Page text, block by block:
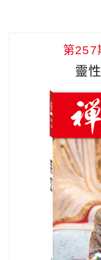
第257
靈